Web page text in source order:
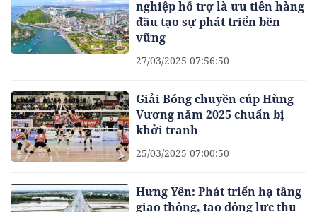
nghiệp hỗ trợ là ưu tiên hàng
đầu tạo sự phát triển bền
vững
27/03/2025 07:56:50
Giải Bóng chuyền cúp Hùng
Vương năm 2025 chuẩn bị
khởi tranh
25/03/2025 07:00:50
Hưng Yên: Phát triển hạ tầng
giao thông, tạo động lực thu